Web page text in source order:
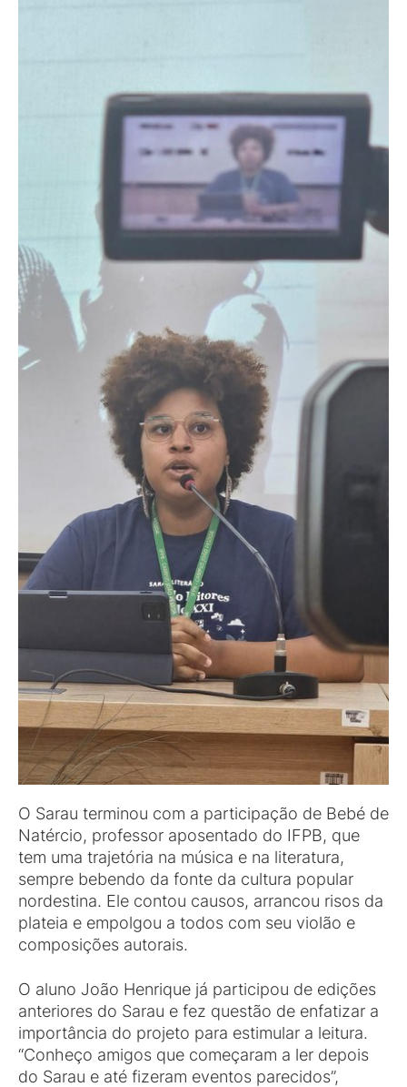
O Sarau terminou com a participação de Bebé de
Natércio, professor aposentado do IFPB, que
tem uma trajetória na música e na literatura,
sempre bebendo da fonte da cultura popular
nordestina. Ele contou causos, arrancou risos da
plateia e empolgou a todos com seu violão e
composições autorais.
O aluno João Henrique já participou de edições
anteriores do Sarau e fez questão de enfatizar a
importância do projeto para estimular a leitura.
“Conheço amigos que começaram a ler depois
do Sarau e até fizeram eventos parecidos”,